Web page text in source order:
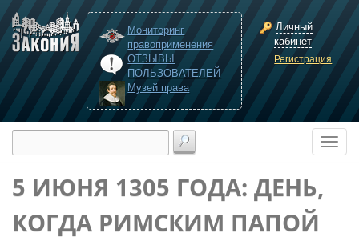
Мониторинг
правоприменения
ОТЗЫВЫ
ПОЛЬЗОВАТЕЛЕЙ
Музей права
Личный
кабинет
Регистрация
5 ИЮНЯ 1305 ГОДА: ДЕНЬ,
КОГДА РИМСКИМ ПАПОЙ